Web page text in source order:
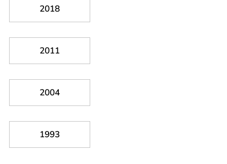
2018
2011
2004
1993